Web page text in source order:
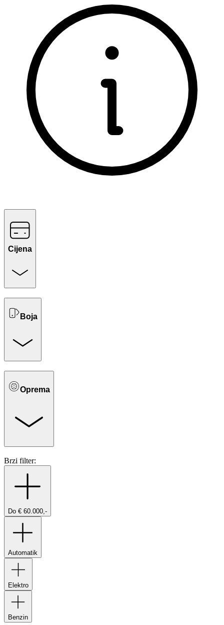
Cijena
Boja
Oprema
Brzi filter:
Do € 60.000,-
Automatik
Elektro
Benzin